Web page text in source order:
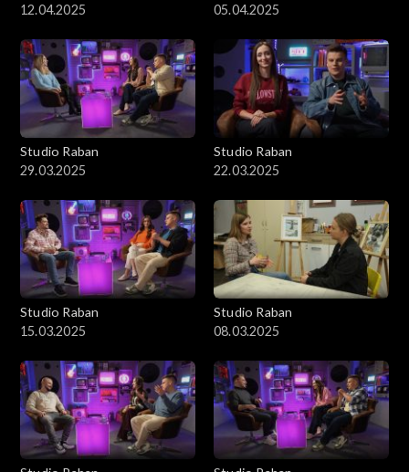
12.04.2025
05.04.2025
Studio Raban
29.03.2025
Studio Raban
22.03.2025
Studio Raban
15.03.2025
Studio Raban
08.03.2025